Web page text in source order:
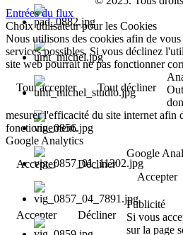
Entrées du flux
Choix utilisateur pour les Cookies
Nous utilisons des cookies afin de
services possibles. Si vous déclinez
site web pourrait ne pas fonctionner
Tout accepter
Tout décliner
mesurer l'efficacité du site internet afin
fonctionnement.
Google Analytics
Accepter
Décliner
Google
Accepter
Accepter
Décliner
Publicité
Si vous
sur la page